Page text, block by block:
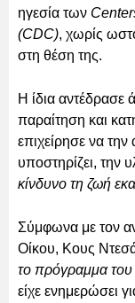
ηγεσία των
(CDC), χωρίς
στη θέση της.
Η ίδια αντέδρασε
παραίτηση και
επιχείρησε να
υποστηρίζει, την
κίνδυνο τη ζωή
Σύμφωνα με τον
Οίκου, Κους
το πρόγραμμα
είχε ενημερώσει